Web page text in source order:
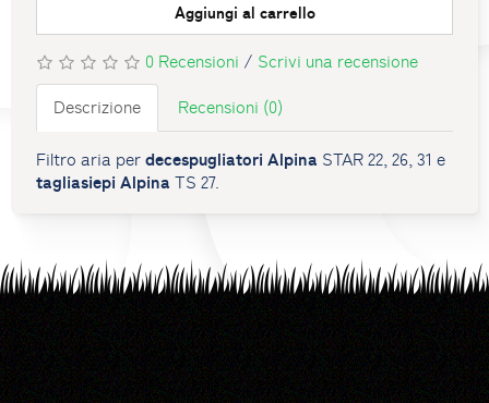
Aggiungi al carrello
0 Recensioni / Scrivi una recensione
Descrizione Recensioni (0)
Filtro aria perdecespugliatori Alpina STAR 22, 26, 31 e
tagliasiepi Alpina TS 27.